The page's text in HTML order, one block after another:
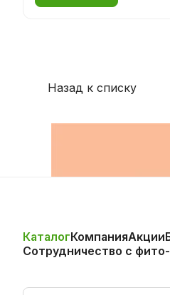
Назад к списку
КаталогКомпанияАкции
Сотрудничество с